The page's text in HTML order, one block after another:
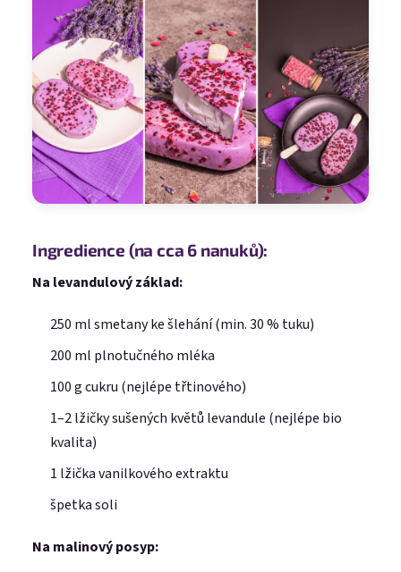
Ingredience (na cca 6 nanuků):
Na levandulový základ:
250 ml smetany ke šlehání (min. 30 % tuku)
200 ml plnotučného mléka
100 g cukru (nejlépe třtinového)
1–2 lžičky sušených květů levandule (nejlépe bio
kvalita)
1 lžička vanilkového extraktu
špetka soli
Na malinový posyp: